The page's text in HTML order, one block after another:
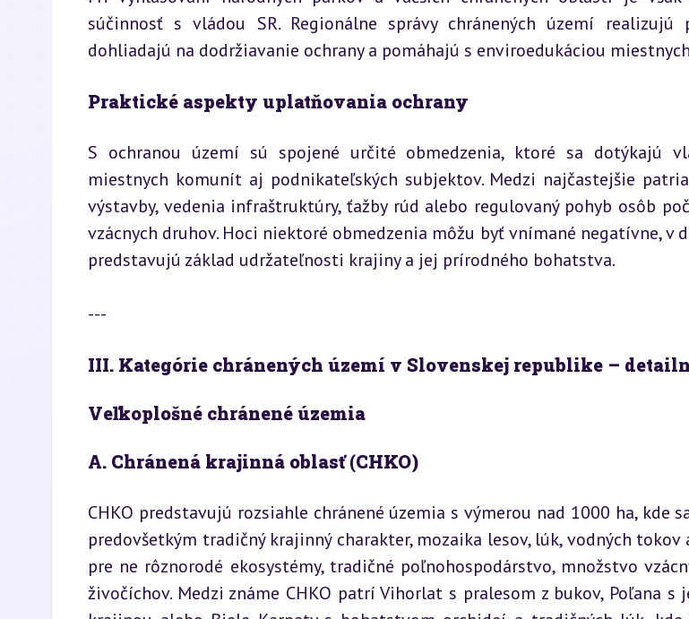
súčinnosť s vládou SR. Regionálne správy chránených území realizujú
dohliadajú na dodržiavanie ochrany a pomáhajú s enviroedukáciou
Praktické aspekty uplatňovania ochrany
S ochranou území sú spojené určité obmedzenia, ktoré sa dotýkajú
miestnych komunít aj podnikateľských subjektov. Medzi najčastejšie
výstavby, vedenia infraštruktúry, ťažby rúd alebo regulovaný pohyb osôb
vzácnych druhov. Hoci niektoré obmedzenia môžu byť vnímané negatívne, v
predstavujú základ udržateľnosti krajiny a jej prírodného bohatstva.
---
III. Kategórie chránených území v Slovenskej republike –
Veľkoplošné chránené územia
A. Chránená krajinná oblasť (CHKO)
CHKO predstavujú rozsiahle chránené územia s výmerou nad 1000 ha, kde
predovšetkým tradičný krajinný charakter, mozaika lesov, lúk, vodných tokov
pre ne rôznorodé ekosystémy, tradičné poľnohospodárstvo, množstvo
živočíchov. Medzi známe CHKO patrí Vihorlat s pralesom z bukov, Poľana s